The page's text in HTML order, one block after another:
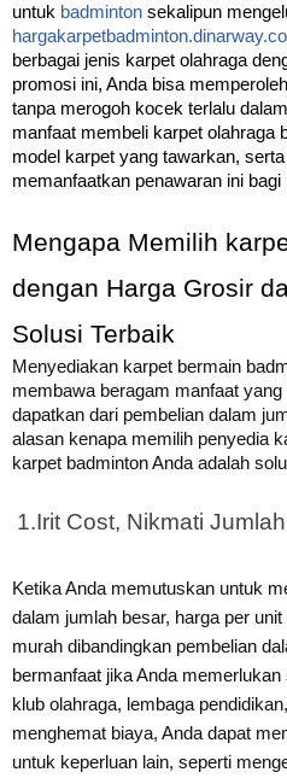
untuk badminton
berbagai jenis karpet olahraga
promosi ini, Anda bisa
tanpa merogoh kocek terlalu
manfaat membeli karpet olahraga
model karpet yang tawarkan,
memanfaatkan penawaran ini
Mengapa Memilih
dengan Harga Grosir
Solusi Terbaik
Menyediakan karpet bermain
membawa beragam manfaat
dapatkan dari pembelian dalam
alasan kenapa memilih penyedia
karpet badminton Anda adalah
1.Irit Cost, Nikmati
Ketika Anda memutuskan untuk
dalam jumlah besar, harga per
murah dibandingkan pembelian
bermanfaat jika Anda
klub olahraga, lembaga
menghemat biaya, Anda dapat
untuk keperluan lain, seperti